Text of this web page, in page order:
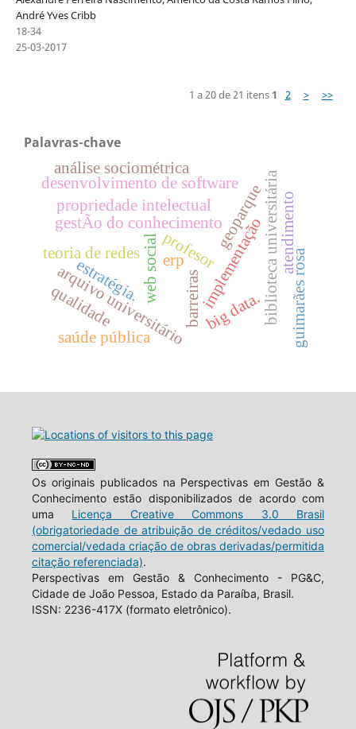
André Yves Cribb
18-34
25-03-2017
1 a 20 de 21 itens 1 2 > >>
Palavras-chave
geoparque
gestÃo do conhecimentoimplementação
barreiras biblioteca universitária
arquivo universitário
web social
big data.
desenvolvimento de software
teoria de redes
propriedade intelectual
análise sociométrica
profesor
qualidade
atendimento
saúde pública
estratégia. guimarães rosa
erp
Os originais publicados na Perspectivas em Gestão &
Conhecimento estão disponibilizados de acordo com
uma Licença Creative Commons 3.0 Brasil
(obrigatoriedade de atribuição de créditos/vedado uso
comercial/vedada criação de obras derivadas/permitida
citação referenciada).
Perspectivas em Gestão & Conhecimento - PG&C,
Cidade de João Pessoa, Estado da Paraíba, Brasil.
ISSN: 2236-417X (formato eletrônico).